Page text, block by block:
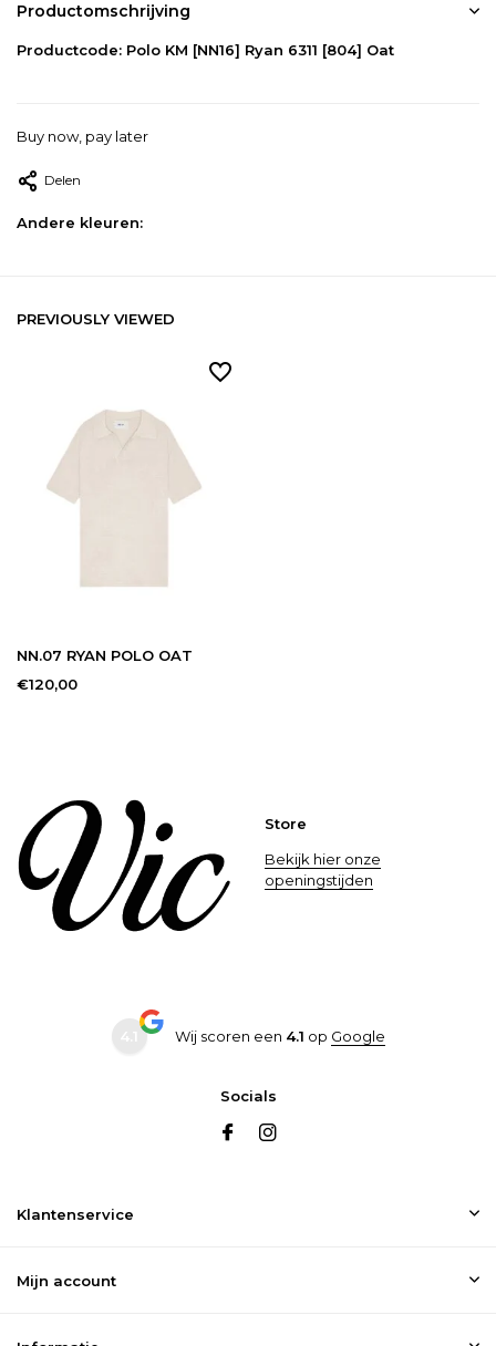
Productomschrijving
Productcode: Polo KM [NN16] Ryan 6311 [804] Oat
Buy now, pay later
Delen
Andere kleuren:
PREVIOUSLY VIEWED
NN.07 RYAN POLO OAT
€120,00
Store
Bekijk hier onze
openingstijden
Wij scoren een 4.1 op Google
Socials
Klantenservice
Mijn account